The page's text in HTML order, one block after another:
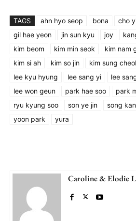
TAGS ahn hyo seop bona
cho
gil hae yeon
jin sun kyu joy
kim beom
kim min seok kim nam
kim si ah
kim so jin kim sung cheol
lee kyu hyung
lee sang yi lee
lee won geun
park hae soo
park
ryu kyung soo
son ye jin song
yoon park
yura
Caroline & Elodie